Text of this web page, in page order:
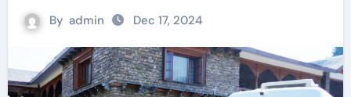
By admin Dec 17, 2024